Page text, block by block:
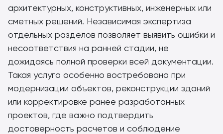
архитектурных, конструктивных, инженерных или
сметных решений. Независимая экспертиза
отдельных разделов позволяет выявить ошибки и
несоответствия на ранней стадии, не
дожидаясь полной проверки всей документации.
Такая услуга особенно востребована при
модернизации объектов, реконструкции зданий
или корректировке ранее разработанных
проектов, где важно подтвердить
достоверность расчетов и соблюдение